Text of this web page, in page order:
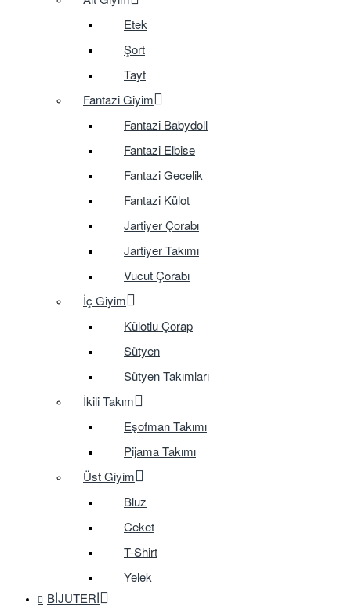
Etek
Şort
Tayt
Fantazi Giyim
Fantazi Babydoll
Fantazi Elbise
Fantazi Gecelik
Fantazi Külot
Jartiyer Çorabı
Jartiyer Takımı
Vucut Çorabı
İç Giyim
Külotlu Çorap
Sütyen
Sütyen Takımları
İkili Takım
Eşofman Takımı
Pijama Takımı
Üst Giyim
Bluz
Ceket
T-Shirt
Yelek
BIJUTERI